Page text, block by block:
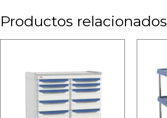
Productos relacionados